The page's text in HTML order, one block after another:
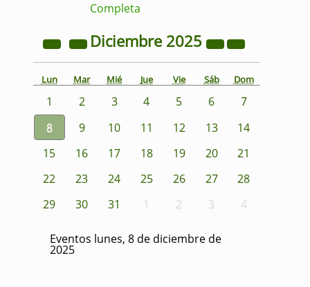
Completa
Diciembre 2025
Lun Mar Mié Jue Vie Sáb Dom
1 2 3 4 5 6
7
8
9 10 11 12 13
14
15
16 17 18 19 20
21
22
23 24 25 26 27
28
29
30 31 1 2 3 4
Eventos lunes, 8 de diciembre de
2025